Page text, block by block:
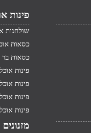
פינות
שולחנות
כסאות
כסאות בר
פינות
פינות
פינות
פינות
מזנונים